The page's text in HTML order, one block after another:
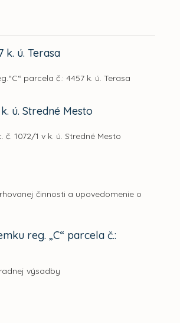
ú. Terasa
parcela č.: 4457 k. ú. Terasa
ú. Stredné Mesto
1072/1 v k. ú. Stredné Mesto
činnosti a upovedomenie o
reg. „C“ parcela č.:
výsadby